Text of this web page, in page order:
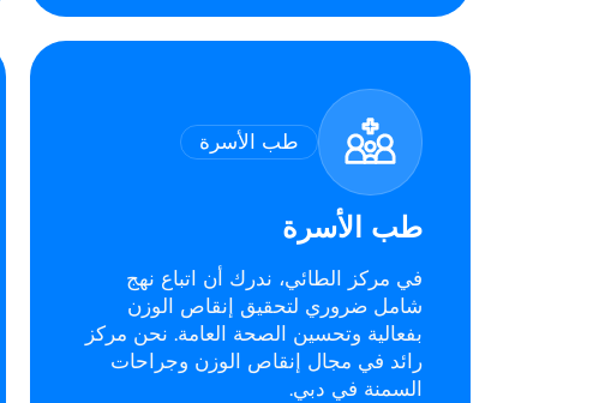
طب الأسرة
طب الأسرة
في مركز الطائي، ندرك أن اتباع نهج
شامل ضروري لتحقيق إنقاص الوزن
بفعالية وتحسين الصحة العامة. نحن مركز
رائد في مجال إنقاص الوزن وجراحات
السمنة في دبي.